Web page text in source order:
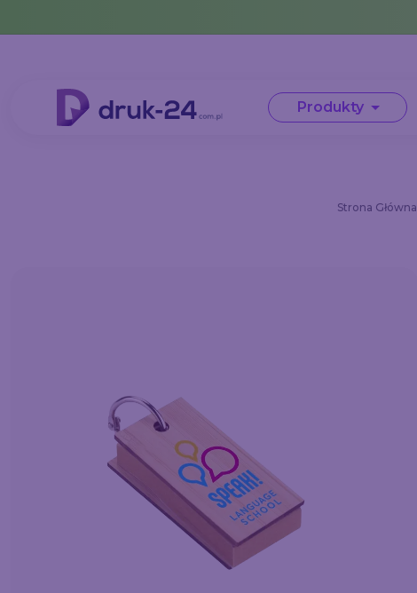
Produkty
Strona Główna